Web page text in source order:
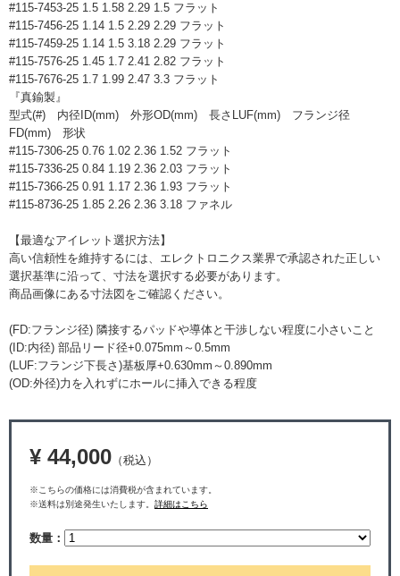
#115-7453-25 1.5 1.58 2.29 1.5 フラット
#115-7456-25 1.14 1.5 2.29 2.29 フラット
#115-7459-25 1.14 1.5 3.18 2.29 フラット
#115-7576-25 1.45 1.7 2.41 2.82 フラット
#115-7676-25 1.7 1.99 2.47 3.3 フラット
『真鍮製』
型式(#) 内径ID(mm) 外形OD(mm) 長さLUF(mm) フランジ径
FD(mm) 形状
#115-7306-25 0.76 1.02 2.36 1.52 フラット
#115-7336-25 0.84 1.19 2.36 2.03 フラット
#115-7366-25 0.91 1.17 2.36 1.93 フラット
#115-8736-25 1.85 2.26 2.36 3.18 ファネル
【最適なアイレット選択方法】
高い信頼性を維持するには、エレクトロニクス業界で承認された正しい
選択基準に沿って、寸法を選択する必要があります。
商品画像にある寸法図をご確認ください。
(FD:フランジ径) 隣接するパッドや導体と干渉しない程度に小さいこと
(ID:内径) 部品リード径+0.075mm～0.5mm
(LUF:フランジ下長さ)基板厚+0.630mm～0.890mm
(OD:外径)力を入れずにホールに挿入できる程度
¥ 44,000 （税込）
※こちらの価格には消費税が含まれています。
※送料は別途発生いたします。 詳細はこちら
数量：